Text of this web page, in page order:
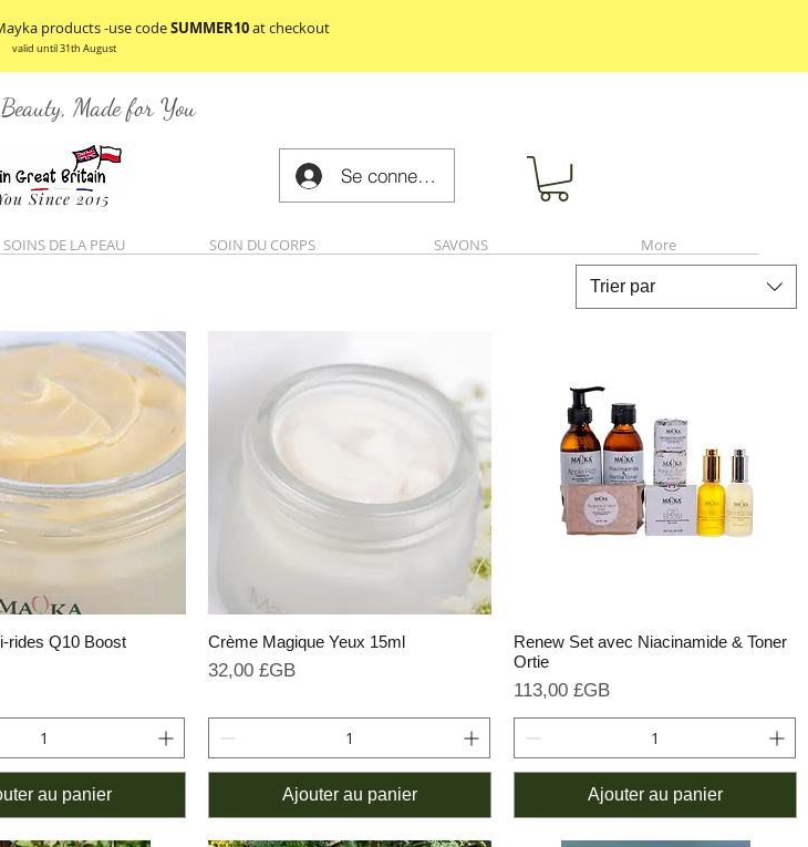
products -use codeSUMMER10at checkout
valid until 31th August
Made for You
Since 2015
Se connecter
SOINS DE LA PEAU SOIN DU CORPS SAVONS More
Trier par
rides Q10 Boost
au panier
Crème Magique Yeux 15ml
Prix
32,00 £GB
Ajouter au panier
Renew Set avec Niacinamide & Toner
Ortie
Prix
113,00 £GB
Ajouter au panier